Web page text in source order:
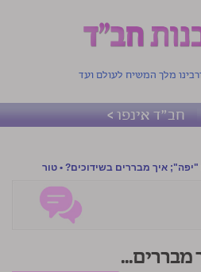
ורבינו מלך המשיח לעולם ועד
חב"ד אינפו >
איך מבררים בשידוכים? • טור
מבררים...